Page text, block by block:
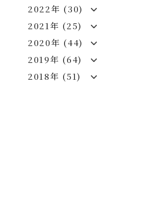
2022年 (30)
2021年 (25)
2020年 (44)
2019年 (64)
2018年 (51)